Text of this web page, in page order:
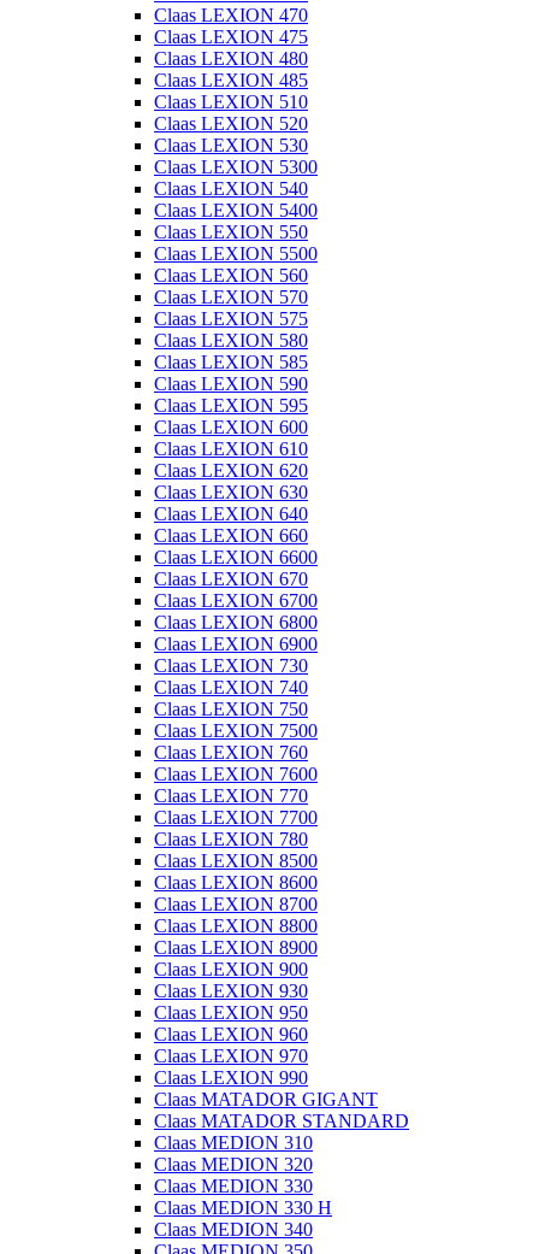
Claas LEXION 470
Claas LEXION 475
Claas LEXION 480
Claas LEXION 485
Claas LEXION 510
Claas LEXION 520
Claas LEXION 530
Claas LEXION 5300
Claas LEXION 540
Claas LEXION 5400
Claas LEXION 550
Claas LEXION 5500
Claas LEXION 560
Claas LEXION 570
Claas LEXION 575
Claas LEXION 580
Claas LEXION 585
Claas LEXION 590
Claas LEXION 595
Claas LEXION 600
Claas LEXION 610
Claas LEXION 620
Claas LEXION 630
Claas LEXION 640
Claas LEXION 660
Claas LEXION 6600
Claas LEXION 670
Claas LEXION 6700
Claas LEXION 6800
Claas LEXION 6900
Claas LEXION 730
Claas LEXION 740
Claas LEXION 750
Claas LEXION 7500
Claas LEXION 760
Claas LEXION 7600
Claas LEXION 770
Claas LEXION 7700
Claas LEXION 780
Claas LEXION 8500
Claas LEXION 8600
Claas LEXION 8700
Claas LEXION 8800
Claas LEXION 8900
Claas LEXION 900
Claas LEXION 930
Claas LEXION 950
Claas LEXION 960
Claas LEXION 970
Claas LEXION 990
Claas MATADOR GIGANT
Claas MATADOR STANDARD
Claas MEDION 310
Claas MEDION 320
Claas MEDION 330
Claas MEDION 330 H
Claas MEDION 340